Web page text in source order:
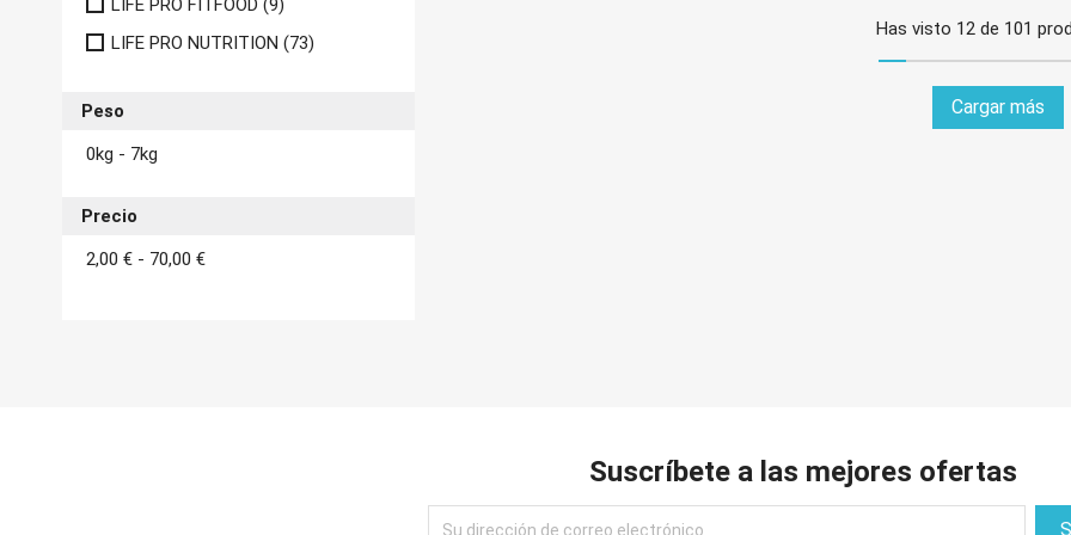
LIFE PRO FITFOOD (9)
LIFE PRO NUTRITION (73)
Peso
0kg - 7kg
Precio
2,00 € - 70,00 €
Has visto 12 de 101
Cargar más
Suscríbete a las mejores ofertas